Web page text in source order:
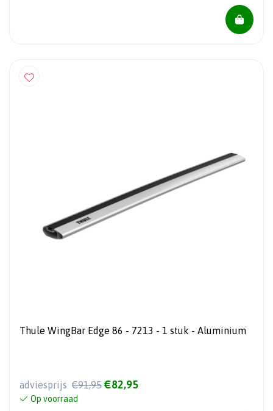
Thule WingBar Edge 86 - 7213 - 1 stuk - Aluminium
adviesprijs €91,95 €82,95
Op voorraad